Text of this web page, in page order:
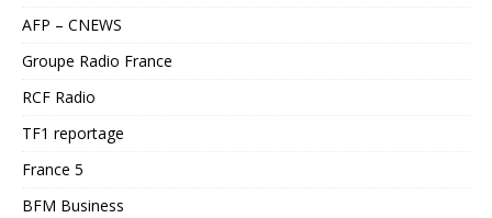
AFP – CNEWS
Groupe Radio France
RCF Radio
TF1 reportage
France 5
BFM Business